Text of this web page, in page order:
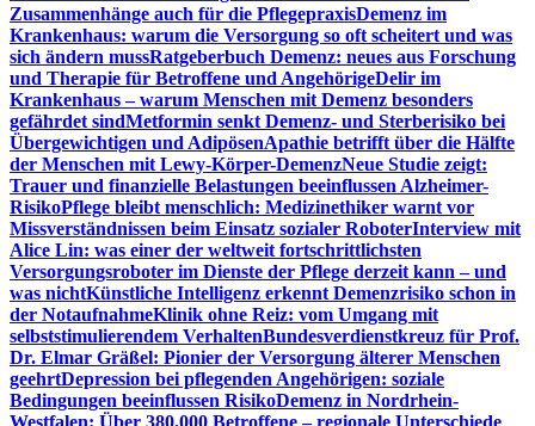
Zusammenhänge auch für die PflegepraxisDemenz im
Krankenhaus: warum die Versorgung so oft scheitert und was
sich ändern mussRatgeberbuch Demenz: neues aus Forschung
und Therapie für Betroffene und AngehörigeDelir im
Krankenhaus – warum Menschen mit Demenz besonders
gefährdet sindMetformin senkt Demenz- und Sterberisiko bei
Übergewichtigen und AdipösenApathie betrifft über die Hälfte
der Menschen mit Lewy-Körper-DemenzNeue Studie zeigt:
Trauer und finanzielle Belastungen beeinflussen Alzheimer-
RisikoPflege bleibt menschlich: Medizinethiker warnt vor
Missverständnissen beim Einsatz sozialer RoboterInterview mit
Alice Lin: was einer der weltweit fortschrittlichsten
Versorgungsroboter im Dienste der Pflege derzeit kann – und
was nichtKünstliche Intelligenz erkennt Demenzrisiko schon in
der NotaufnahmeKlinik ohne Reiz: vom Umgang mit
selbststimulierendem VerhaltenBundesverdienstkreuz für Prof.
Dr. Elmar Gräßel: Pionier der Versorgung älterer Menschen
geehrtDepression bei pflegenden Angehörigen: soziale
Bedingungen beeinflussen RisikoDemenz in Nordrhein-
Westfalen: Über 380.000 Betroffene – regionale Unterschiede